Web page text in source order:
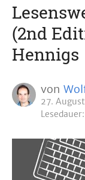
(2nd
Hennigs
von
27.